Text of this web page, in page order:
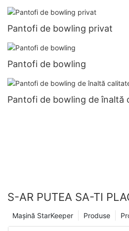
Pantofi de bowling privat
Pantofi de bowling
Pantofi de bowling de înaltă
S-AR PUTEA SA-TI
Produse
Mașină StarKeeper